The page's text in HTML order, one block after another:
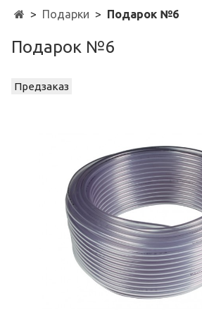
Подарки Подарок №6
Подарок №6
Предзаказ